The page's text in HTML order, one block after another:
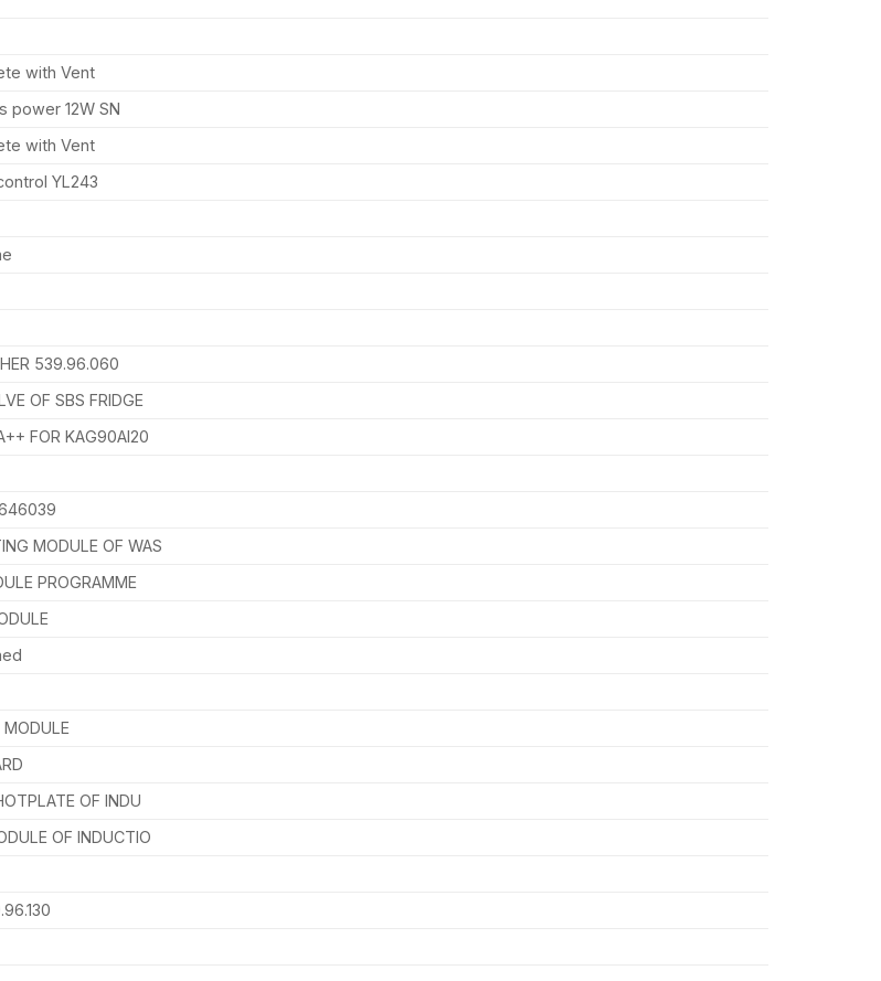
with Vent
power 12W SN
with Vent
YL243
539.96.060
OF SBS FRIDGE
FOR KAG90AI20
646039
MODULE OF WAS
PROGRAMME
OF INDU
OF INDUCTIO